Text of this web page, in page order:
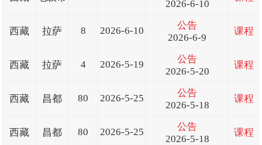
2026-6-10
西藏 拉萨 8 2026-6-10
公告
2026-6-9
课程
西藏 拉萨 4 2026-5-19
公告
2026-5-20
课程
西藏 昌都 80 2026-5-25
公告
2026-5-18
课程
西藏 昌都 80 2026-5-25
公告
2026-5-18
课程